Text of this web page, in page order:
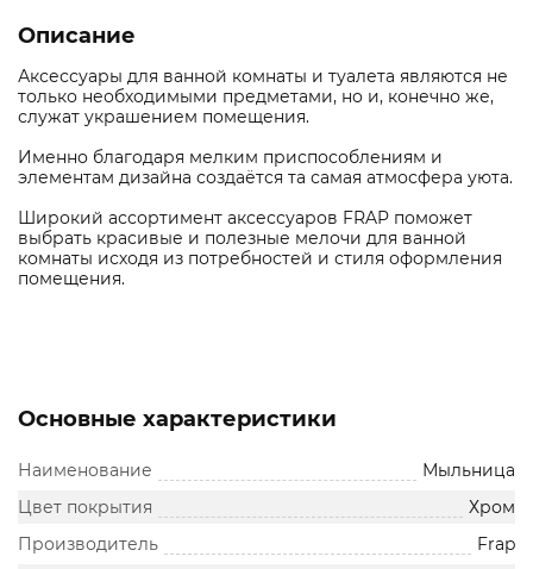
Описание
Аксессуары для ванной комнаты и туалета являются не
только необходимыми предметами, но и, конечно же,
служат украшением помещения.
Именно благодаря мелким приспособлениям и
элементам дизайна создаётся та самая атмосфера уюта.
Широкий ассортимент аксессуаров FRAP поможет
выбрать красивые и полезные мелочи для ванной
комнаты исходя из потребностей и стиля оформления
помещения.
Основные характеристики
Наименование
Мыльница
Цвет покрытия
Хром
Производитель
Frap